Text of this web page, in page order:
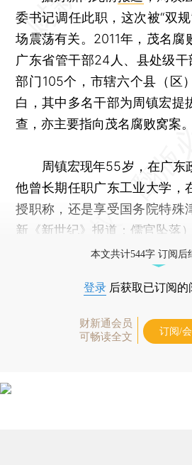
委书记调任此职，这次被“双
场震荡有关。2011年，茂名腐
广东省管干部24人、县处级
部门105个，市辖六个县（区
白，其中多名干部为周镇宏提
查，亦主要指向茂名腐败窝案。
周镇宏现年55岁，在广东政
他曾长期任职广东工业大学，
授职称，还是享受国务院特殊
新《新世纪》报道：儒官坠落）
本文共计544字 订阅后
登录 后获取已订阅的
财新通会员
可畅读全文
订阅/